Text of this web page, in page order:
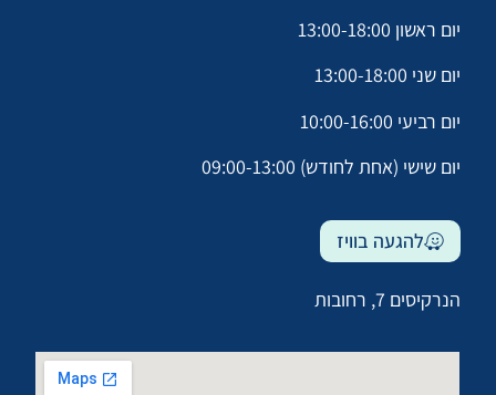
יום ראשון 13:00-18:00
יום שני 13:00-18:00
יום רביעי 10:00-16:00
יום שישי (אחת לחודש) 09:00-13:00
להגעה בוויז
הנרקיסים 7, רחובות